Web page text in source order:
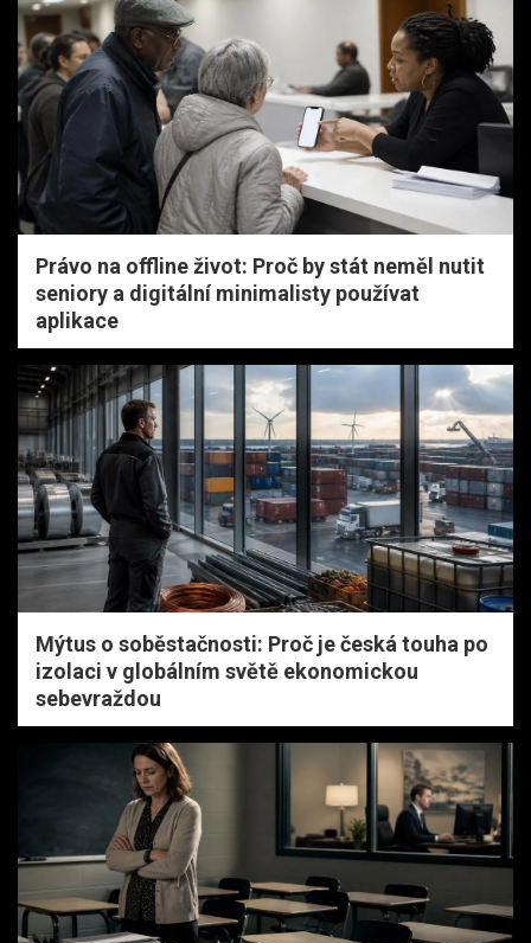
Právo na offline život: Proč by stát neměl nutit
seniory a digitální minimalisty používat
aplikace
Mýtus o soběstačnosti: Proč je česká touha po
izolaci v globálním světě ekonomickou
sebevraždou